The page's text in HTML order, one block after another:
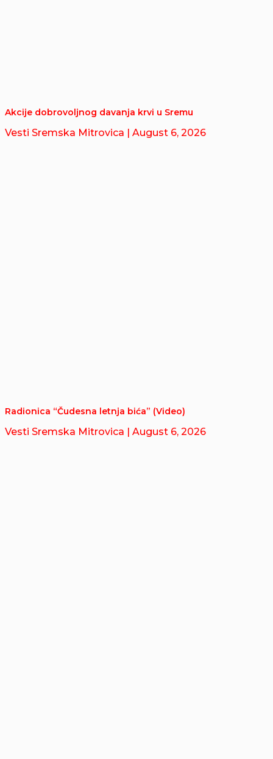
Akcije dobrovoljnog davanja krvi u Sremu
Vesti Sremska Mitrovica | August 6, 2026
Radionica “Čudesna letnja bića” (Video)
Vesti Sremska Mitrovica | August 6, 2026